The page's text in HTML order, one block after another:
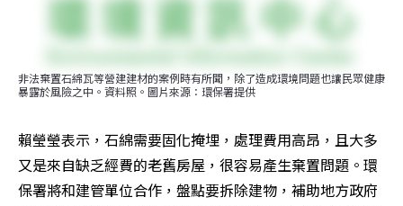
非法棄置石綿瓦等營建建材的案例時有所聞，除了造成環境問題也讓民眾健康
暴露於風險之中。資料照。圖片來源：環保署提供
賴瑩瑩表示，石綿需要固化掩埋，處理費用高昂，且大多
又是來自缺乏經費的老舊房屋，很容易產生棄置問題。環
保署將和建管單位合作，盤點要拆除建物，補助地方政府